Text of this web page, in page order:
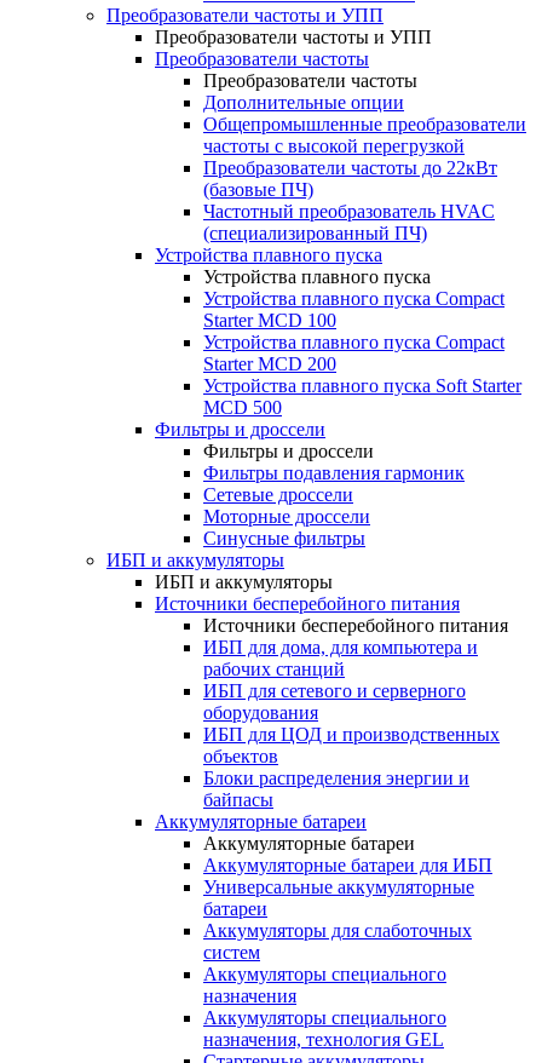
Преобразователи частоты и УПП
Преобразователи частоты и УПП
Преобразователи частоты
Преобразователи частоты
Дополнительные опции
Общепромышленные преобразователи
частоты с высокой перегрузкой
Преобразователи частоты до 22кВт
(базовые ПЧ)
Частотный преобразователь HVAC
(специализированный ПЧ)
Устройства плавного пуска
Устройства плавного пуска
Устройства плавного пуска Compact
Starter MCD 100
Устройства плавного пуска Compact
Starter MCD 200
Устройства плавного пуска Soft Starter
MCD 500
Фильтры и дроссели
Фильтры и дроссели
Фильтры подавления гармоник
Сетевые дроссели
Моторные дроссели
Синусные фильтры
ИБП и аккумуляторы
ИБП и аккумуляторы
Источники бесперебойного питания
Источники бесперебойного питания
ИБП для дома, для компьютера и
рабочих станций
ИБП для сетевого и серверного
оборудования
ИБП для ЦОД и производственных
объектов
Блоки распределения энергии и
байпасы
Аккумуляторные батареи
Аккумуляторные батареи
Аккумуляторные батареи для ИБП
Универсальные аккумуляторные
батареи
Аккумуляторы для слаботочных
систем
Аккумуляторы специального
назначения
Аккумуляторы специального
назначения, технология GEL